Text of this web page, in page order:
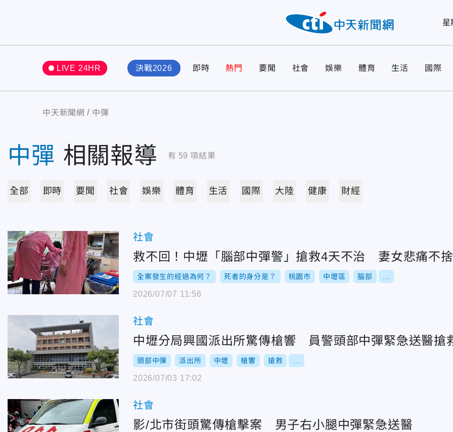
星
LIVE 24HR 決戰2026 即時 熱門 要聞 社會 娛樂 體育 生活 國際
中天新聞網 中彈
中彈 相關報導 有 59 項結果
全部 即時 要聞 社會 娛樂 體育 生活 國際 大陸 健康 財經
社會
救不回！中壢「腦部中彈警」搶救4天不治 妻女悲痛不捨
全案發生的經過為何？ 死者的身分是？ 桃園市 中壢區 腦部
2026/07/07 11:56
社會
中壢分局興國派出所驚傳槍響 員警頭部中彈緊急送醫搶
頭部中彈 派出所 中壢 槍響 搶救
2026/07/03 17:02
社會
影/北市街頭驚傳槍擊案 男子右小腿中彈緊急送醫